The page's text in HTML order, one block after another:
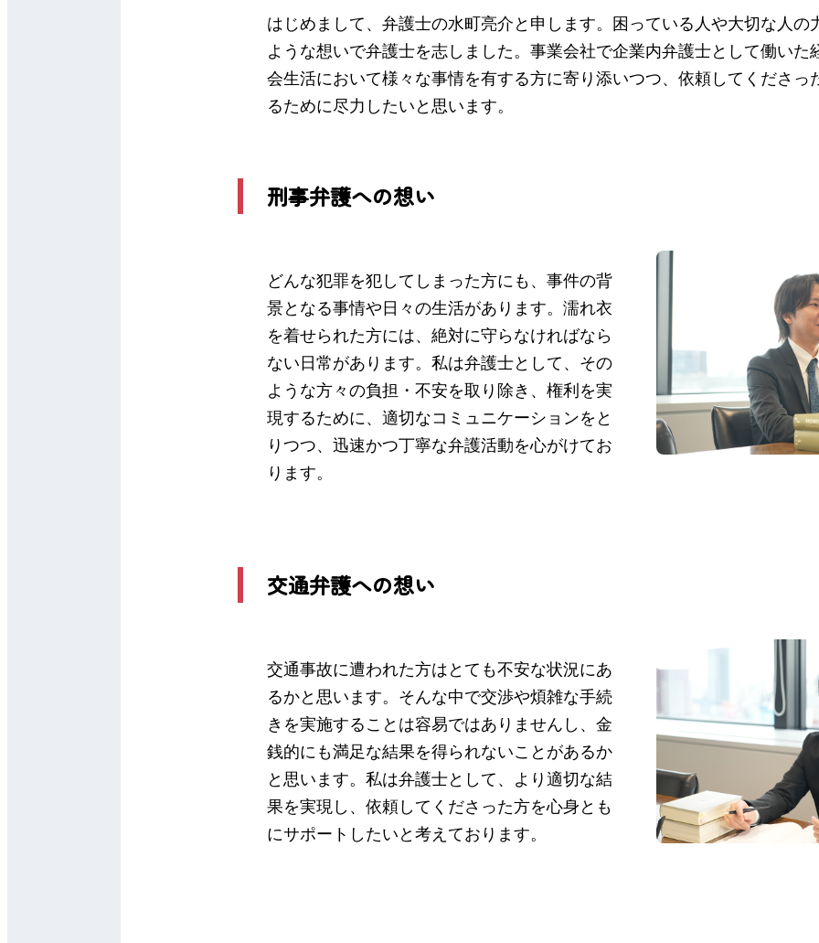
はじめまして、弁護士の水町亮介と申します。困っている人や大切な人の
ような想いで弁護士を志しました。事業会社で企業内弁護士として働いた
会生活において様々な事情を有する方に寄り添いつつ、依頼してくださっ
るために尽力したいと思います。
刑事弁護への想い
どんな犯罪を犯してしまった方にも、事件の背
景となる事情や日々の生活があります。濡れ衣
を着せられた方には、絶対に守らなければなら
ない日常があります。私は弁護士として、その
ような方々の負担・不安を取り除き、権利を実
現するために、適切なコミュニケーションをと
りつつ、迅速かつ丁寧な弁護活動を心がけてお
ります。
交通弁護への想い
交通事故に遭われた方はとても不安な状況にあ
るかと思います。そんな中で交渉や煩雑な手続
きを実施することは容易ではありませんし、金
銭的にも満足な結果を得られないことがあるか
と思います。私は弁護士として、より適切な結
果を実現し、依頼してくださった方を心身とも
にサポートしたいと考えております。